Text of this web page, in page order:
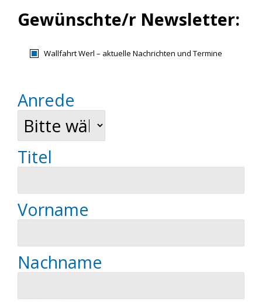
Gewünschte/r Newsletter:
Wallfahrt Werl – aktuelle Nachrichten und Termine
Anrede
Titel
Vorname
Nachname